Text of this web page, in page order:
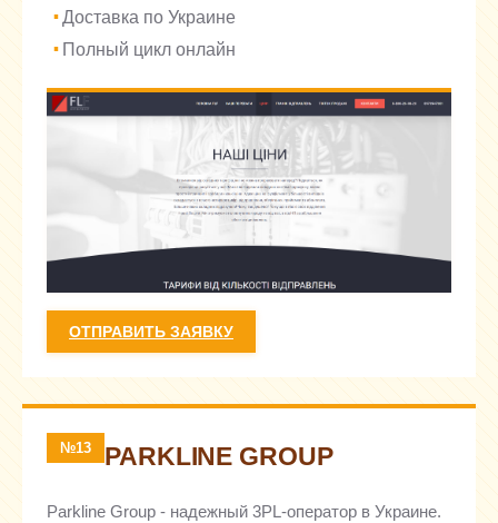
Доставка по Украине
Полный цикл онлайн
ОТПРАВИТЬ ЗАЯВКУ
№13 PARKLINE GROUP
Parkline Group - надежный 3PL-оператор в Украине.